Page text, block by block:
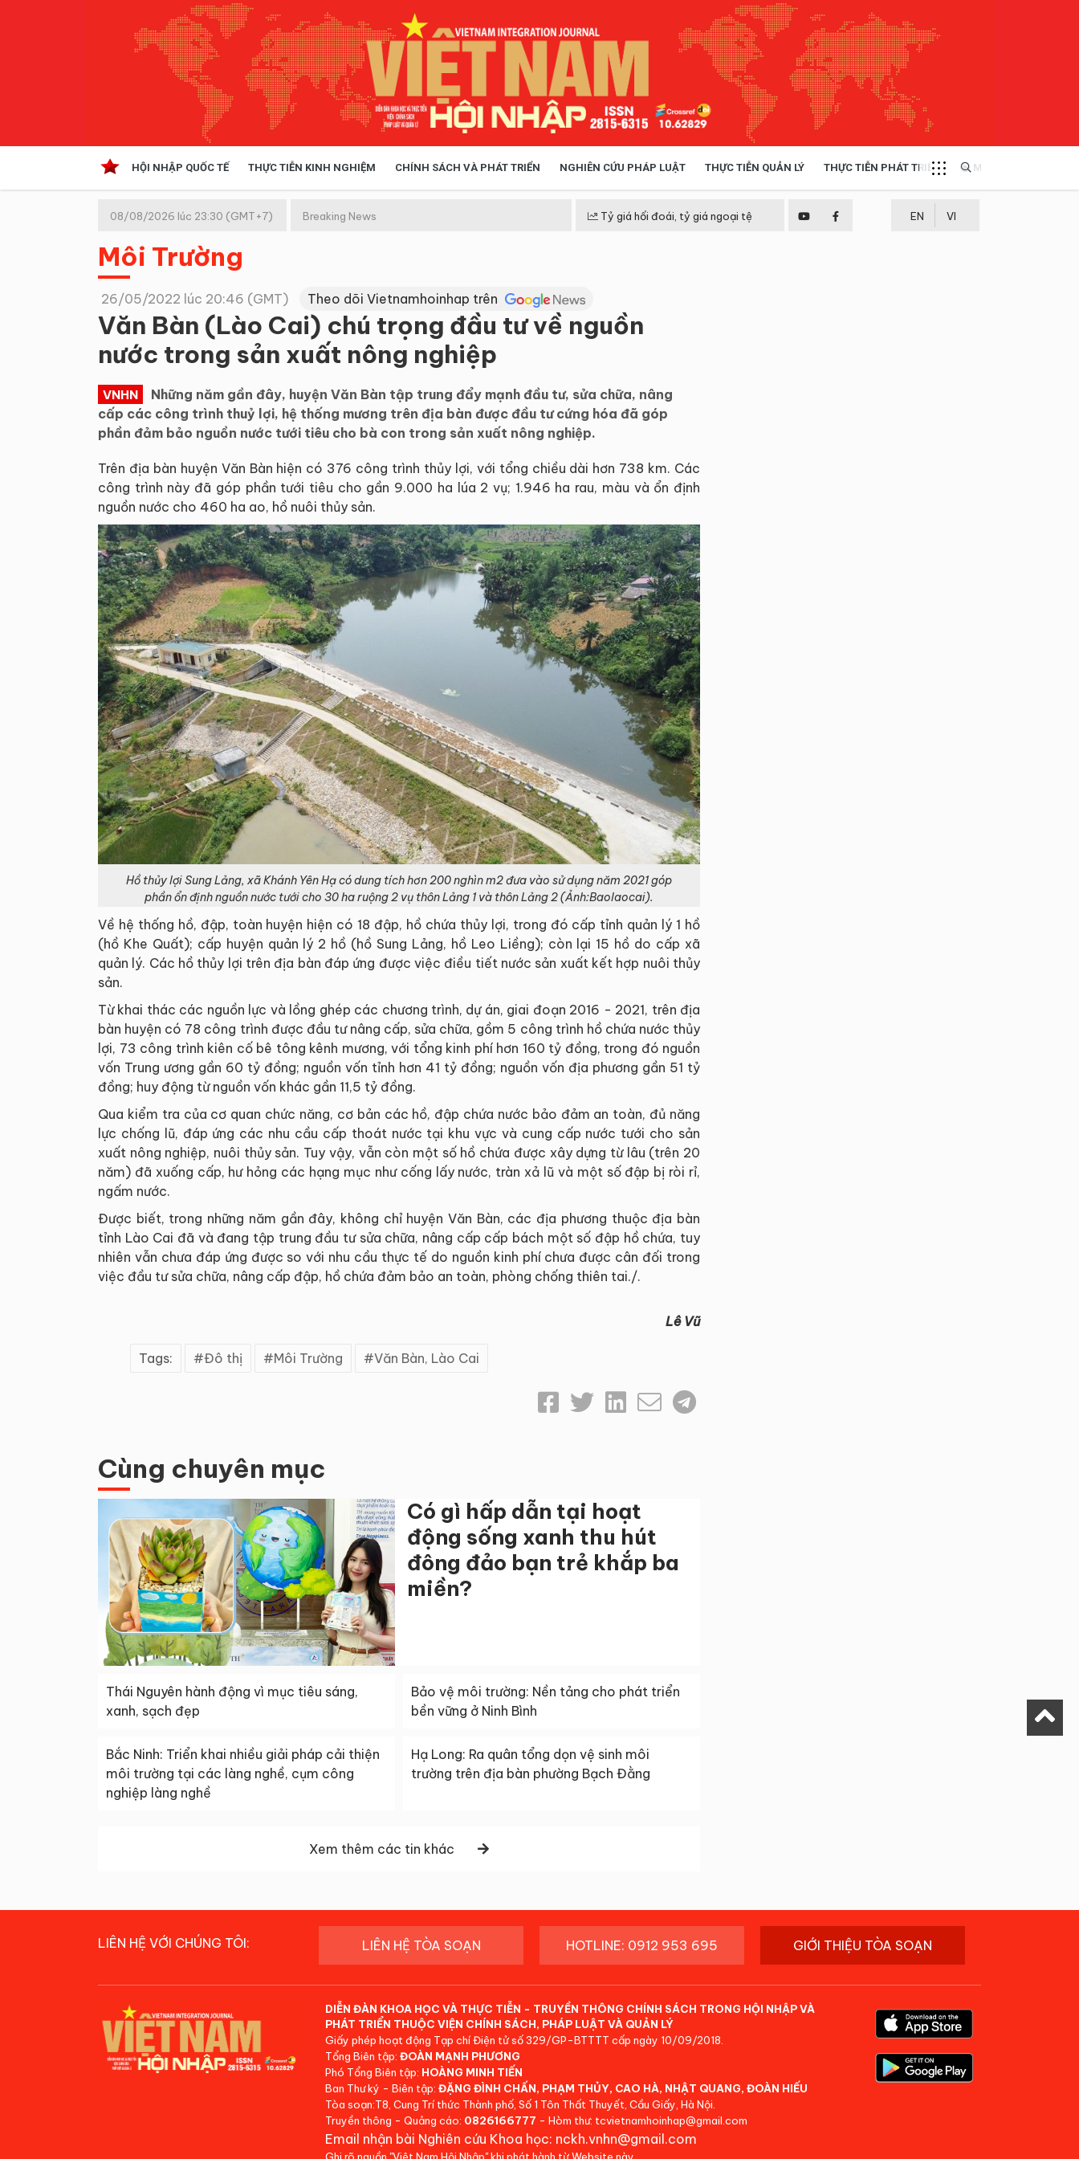
HỘI NHẬP QUỐC TẾ THỰC TIỄN KINH NGHIỆM CHÍNH SÁCH VÀ PHÁT TRIỂN NGHIÊN CỨU PHÁP LUẬT THỰC TIỄN QUẢN LÝ THỰC TIỄN PHÁT TRIỂN MULTIMEDIA
Kinh tế hội nhập
Doanh nghiệp
08/08/2026 lúc 23:30 (GMT+7) Breaking News Tỷ giá hối đoái, tỷ giá ngoại tệ EN VI
Môi Trường
26/05/2022 lúc 20:46 (GMT) Theo dõi Vietnamhoinhap trên
Văn Bàn (Lào Cai) chú trọng đầu tư về nguồn
nước trong sản xuất nông nghiệp
VNHN
Những năm gần đây, huyện Văn Bàn tập trung đẩy mạnh đầu tư, sửa chữa, nâng
cấp các công trình thuỷ lợi, hệ thống mương trên địa bàn được đầu tư cứng hóa đã góp
phần đảm bảo nguồn nước tưới tiêu cho bà con trong sản xuất nông nghiệp.
Trên địa bàn huyện Văn Bàn hiện có 376 công trình thủy lợi, với tổng chiều dài hơn 738 km. Các
công trình này đã góp phần tưới tiêu cho gần 9.000 ha lúa 2 vụ; 1.946 ha rau, màu và ổn định
nguồn nước cho 460 ha ao, hồ nuôi thủy sản.
Hồ thủy lợi Sung Lảng, xã Khánh Yên Hạ có dung tích hơn 200 nghìn m2 đưa vào sử dụng năm 2021 góp
phần ổn định nguồn nước tưới cho 30 ha ruộng 2 vụ thôn Lảng 1 và thôn Lảng 2 (Ảnh:Baolaocai).
Về hệ thống hồ, đập, toàn huyện hiện có 18 đập, hồ chứa thủy lợi, trong đó cấp tỉnh quản lý 1 hồ
(hồ Khe Quất); cấp huyện quản lý 2 hồ (hồ Sung Lảng, hồ Leo Liềng); còn lại 15 hồ do cấp xã
quản lý. Các hồ thủy lợi trên địa bàn đáp ứng được việc điều tiết nước sản xuất kết hợp nuôi thủy
sản.
Từ khai thác các nguồn lực và lồng ghép các chương trình, dự án, giai đoạn 2016 - 2021, trên địa
bàn huyện có 78 công trình được đầu tư nâng cấp, sửa chữa, gồm 5 công trình hồ chứa nước thủy
lợi, 73 công trình kiên cố bê tông kênh mương, với tổng kinh phí hơn 160 tỷ đồng, trong đó nguồn
vốn Trung ương gần 60 tỷ đồng; nguồn vốn tỉnh hơn 41 tỷ đồng; nguồn vốn địa phương gần 51 tỷ
đồng; huy động từ nguồn vốn khác gần 11,5 tỷ đồng.
Qua kiểm tra của cơ quan chức năng, cơ bản các hồ, đập chứa nước bảo đảm an toàn, đủ năng
lực chống lũ, đáp ứng các nhu cầu cấp thoát nước tại khu vực và cung cấp nước tưới cho sản
xuất nông nghiệp, nuôi thủy sản. Tuy vậy, vẫn còn một số hồ chứa được xây dựng từ lâu (trên 20
năm) đã xuống cấp, hư hỏng các hạng mục như cống lấy nước, tràn xả lũ và một số đập bị ròi rỉ,
ngấm nước.
Được biết, trong những năm gần đây, không chỉ huyện Văn Bàn, các địa phương thuộc địa bàn
tỉnh Lào Cai đã và đang tập trung đầu tư sửa chữa, nâng cấp cấp bách một số đập hồ chứa, tuy
nhiên vẫn chưa đáp ứng được so với nhu cầu thực tế do nguồn kinh phí chưa được cân đối trong
việc đầu tư sửa chữa, nâng cấp đập, hồ chứa đảm bảo an toàn, phòng chống thiên tai./.
Lê Vũ
Tags: Đô thị Môi Trường Văn Bàn, Lào Cai
Cùng chuyên mục
Có gì hấp dẫn tại hoạt
động sống xanh thu hút
đông đảo bạn trẻ khắp ba
miền?
Thái Nguyên hành động vì mục tiêu sáng,
xanh, sạch đẹp
Bảo vệ môi trường: Nền tảng cho phát triển
bền vững ở Ninh Bình
Bắc Ninh: Triển khai nhiều giải pháp cải thiện
môi trường tại các làng nghề, cụm công
nghiệp làng nghề
Hạ Long: Ra quân tổng dọn vệ sinh môi
trường trên địa bàn phường Bạch Đằng
Xem thêm các tin khác
LIÊN HỆ VỚI CHÚNG TÔI: LIÊN HỆ TÒA SOẠN HOTLINE: 0912 953 695 GIỚI THIỆU TÒA SOẠN
DIỄN ĐÀN KHOA HỌC VÀ THỰC TIỄN - TRUYỀN THÔNG CHÍNH SÁCH TRONG HỘI NHẬP VÀ
PHÁT TRIỂN THUỘC VIỆN CHÍNH SÁCH, PHÁP LUẬT VÀ QUẢN LÝ
Giấy phép hoạt động Tạp chí Điện tử số 329/GP-BTTTT cấp ngày 10/09/2018.
Tổng Biên tập: ĐOÀN MẠNH PHƯƠNG
Phó Tổng Biên tập: HOÀNG MINH TIẾN
Ban Thư ký - Biên tập: ĐẶNG ĐÌNH CHẤN, PHẠM THỦY, CAO HÀ, NHẬT QUANG, ĐOÀN HIẾU
Tòa soạn:T8, Cung Trí thức Thành phố, Số 1 Tôn Thất Thuyết, Cầu Giấy, Hà Nội.
Truyền thông - Quảng cáo: 0826166777 - Hòm thư: tcvietnamhoinhap@gmail.com
Email nhận bài Nghiên cứu Khoa học: nckh.vnhn@gmail.com